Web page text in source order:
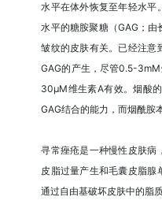
水平在体外恢复至年轻水平
水平的糖胺聚糖（GAG；
皱纹的皮肤有关。已经注意
GAG的产生，尽管0.5-
30μM维生素A有效。烟酸
GAG结合的能力，而烟酰胺
寻常痤疮是一种慢性皮肤病
皮脂过量产生和毛囊皮脂腺
通过自由基破坏皮肤中的脂